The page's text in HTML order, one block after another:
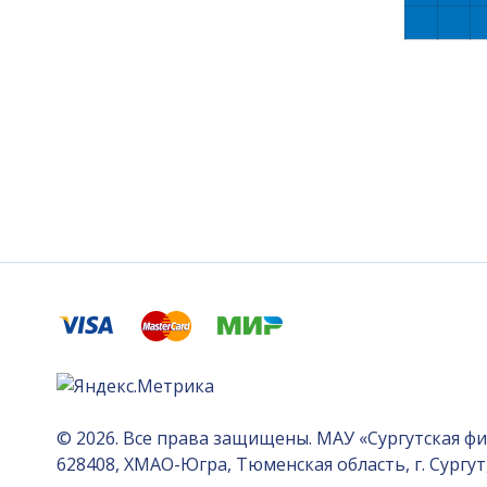
© 2026. Все права защищены. МАУ «Сургутская
628408, ХМАО-Югра, Тюменская область, г.